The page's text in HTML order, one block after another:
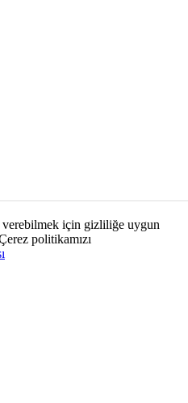
için gizliliğe uygun
politikamızı